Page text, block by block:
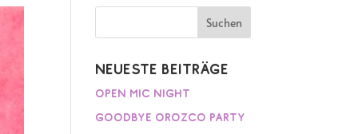
Neueste Beiträge
Open Mic Night
Goodbye Orozco Party